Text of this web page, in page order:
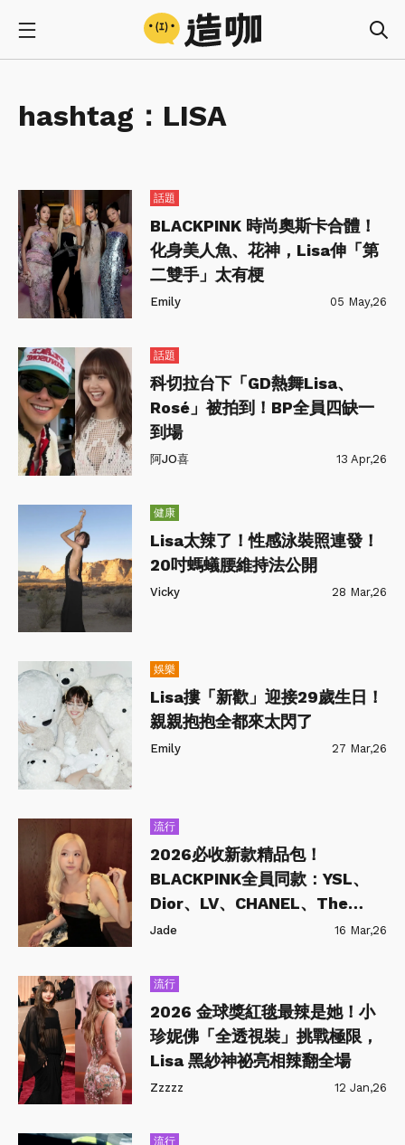
hashtag： LISA
話題
BLACKPINK 時尚奧斯卡合體！
化身美人魚、花神，Lisa伸「第
二雙手」太有梗
Emily 05 May,26
話題
科切拉台下「GD熱舞Lisa、
Rosé」被拍到！BP全員四缺一
到場
阿JO喜 13 Apr,26
健康
Lisa太辣了！性感泳裝照連發！
20吋螞蟻腰維持法公開
Vicky 28 Mar,26
娛樂
Lisa摟「新歡」迎接29歲生日！
親親抱抱全都來太閃了
Emily 27 Mar,26
流行
2026必收新款精品包！
BLACKPINK全員同款：YSL、
Dior、LV、CHANEL、The
Row、CELINE…每一款都是時
Jade 16 Mar,26
流行
2026 金球獎紅毯最辣是她！小
珍妮佛「全透視裝」挑戰極限，
Lisa 黑紗神祕亮相辣翻全場
Zzzzz 12 Jan,26
流行